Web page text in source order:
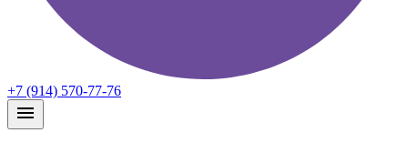
+7 (914) 570-77-76